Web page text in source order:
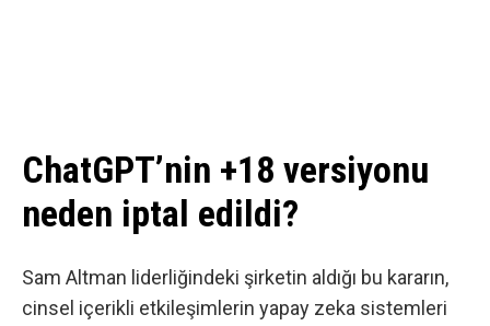
ChatGPT’nin +18 versiyonu
neden iptal edildi?
Sam Altman liderliğindeki şirketin aldığı bu kararın,
cinsel içerikli etkileşimlerin yapay zeka sistemleri